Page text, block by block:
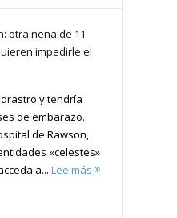
y tendría
de embarazo.
de Rawson,
«celestes»
a... Lee más